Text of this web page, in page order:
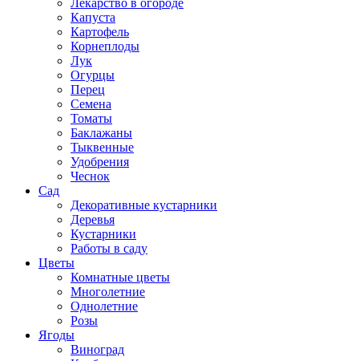
Капуста
Картофель
Корнеплоды
Лук
Огурцы
Перец
Семена
Томаты
Баклажаны
Тыквенные
Удобрения
Чеснок
Сад
Декоративные кустарники
Деревья
Кустарники
Работы в саду
Цветы
Комнатные цветы
Многолетние
Однолетние
Розы
Ягоды
Виноград